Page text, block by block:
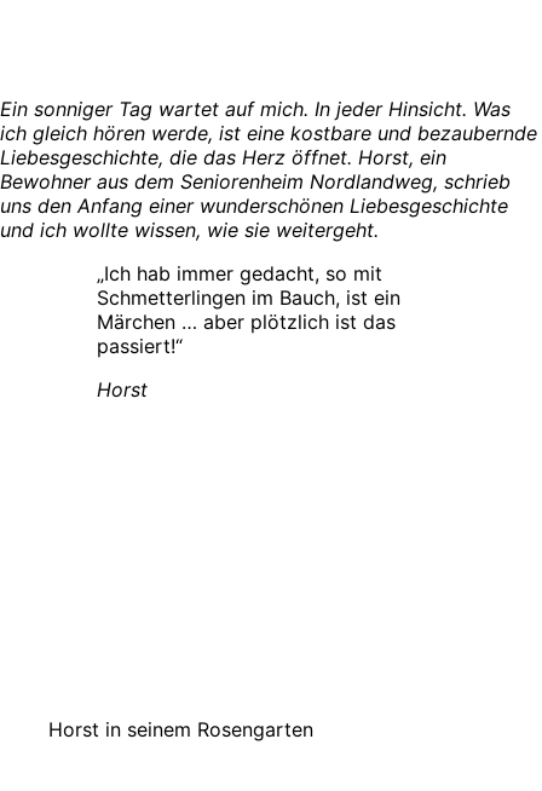
Ein sonniger Tag wartet auf mich. In jeder Hinsicht. Was
ich gleich hören werde, ist eine kostbare und bezaubernde
Liebesgeschichte, die das Herz öffnet. Horst, ein
Bewohner aus dem Seniorenheim Nordlandweg, schrieb
uns den Anfang einer wunderschönen Liebesgeschichte
und ich wollte wissen, wie sie weitergeht.
„Ich hab immer gedacht, so mit
Schmetterlingen im Bauch, ist ein
Märchen … aber plötzlich ist das
passiert!“
Horst
Horst in seinem Rosengarten